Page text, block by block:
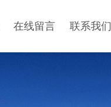
在线留言 联系我们